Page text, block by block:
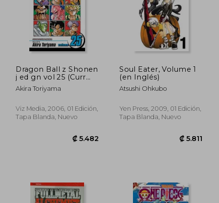
Dragon Ball z Shonen
j ed gn vol 25 (Curr
Ptg) (c: 1-0-0) (en
Inglés)
Akira Toriyama
Viz Media, 2006, 01 Edición,
Tapa Blanda, Nuevo
Soul Eater, Volume 1
(en Inglés)
Atsushi Ohkubo
Yen Press, 2009, 01 Edición,
Tapa Blanda, Nuevo